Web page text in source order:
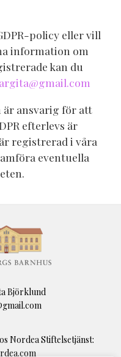
policy eller vill
information om
kan du
är ansvarig för att
efterlevs är
registrerad i våra
eventuella
Björklund
Nordea Stiftelsetjänst: